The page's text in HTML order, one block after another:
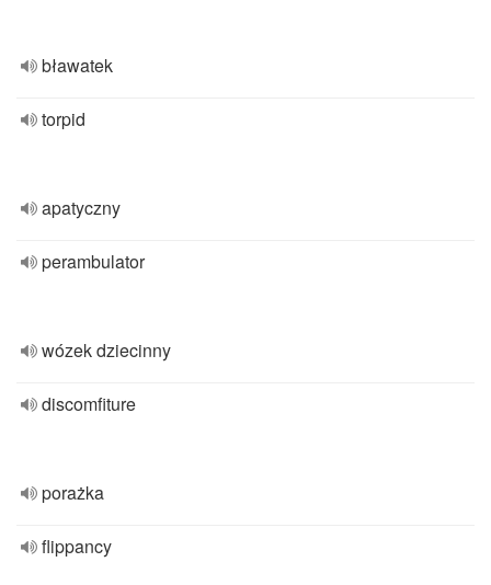
bławatek
torpid
apatyczny
perambulator
wózek dziecinny
discomfiture
porażka
flippancy